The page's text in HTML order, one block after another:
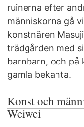
ruinerna efter
människorna gå
konstnären
trädgården med
barnbarn, och på
gamla bekanta.
Konst och
Weiwei